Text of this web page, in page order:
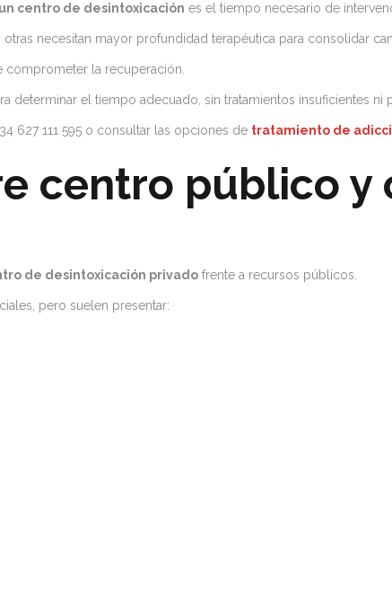
centro de desintoxicación es el tiempo necesario de
necesitan mayor profundidad terapéutica para consolidar
la recuperación.
determinar el tiempo adecuado, sin tratamientos insuficientes ni
627 111 595 o consultar las opciones de tratamiento de
centro público y
de desintoxicación privado frente a recursos públicos.
pero suelen presentar: